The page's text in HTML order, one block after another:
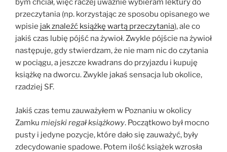
bym chciał, więc raczej uważnie wybieram lektury do
przeczytania (np. korzystając ze sposobu opisanego we
wpisie jak znaleźć książkę wartą przeczytania), ale co
jakiś czas lubię pójść na żywioł. Zwykle pójście na żywioł
następuje, gdy stwierdzam, że nie mam nic do czytania
w pociągu, a jeszcze kwadrans do przyjazdu i kupuję
książkę na dworcu. Zwykle jakaś sensacja lub okolice,
rzadziej SF.
Jakiś czas temu zauważyłem w Poznaniu w okolicy
Zamku miejski regał książkowy. Początkowo był mocno
pusty i jedyne pozycje, które dało się zauważyć, były
zdecydowanie spadowe. Potem ilość książek wzrosła